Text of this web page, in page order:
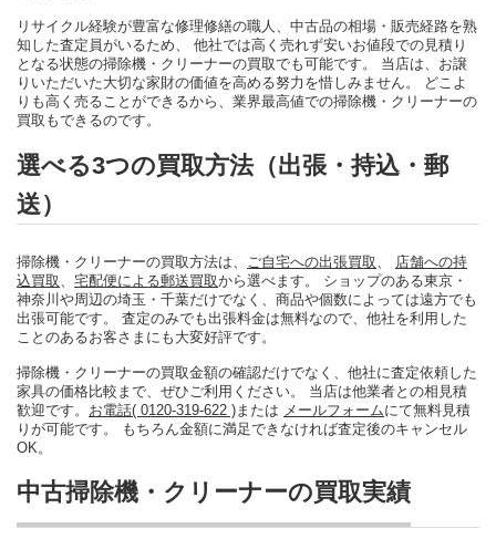
リサイクル経験が豊富な修理修繕の職人、中古品の相場・販売経路を熟
知した査定員がいるため、 他社では高く売れず安いお値段での見積り
となる状態の掃除機・クリーナーの買取でも可能です。 当店は、お譲
りいただいた大切な家財の価値を高める努力を惜しみません。 どこよ
りも高く売ることができるから、業界最高値での掃除機・クリーナーの
買取もできるのです。
選べる3つの買取方法（出張・持込・郵
送）
掃除機・クリーナーの買取方法は、 ご自宅への出張買取
店舗への持
込買取
宅配便による郵送買取から選べます。 ショップのある東京・
神奈川や周辺の埼玉・千葉だけでなく、商品や個数によっては遠方でも
出張可能です。 査定のみでも出張料金は無料なので、他社を利用した
ことのあるお客さまにも大変好評です。
掃除機・クリーナーの買取金額の確認だけでなく、他社に査定依頼した
家具の価格比較まで、ぜひご利用ください。 当店は他業者との相見積
歓迎です。 お電話( 0120-319-622 ) または メールフォームにて無料見積
りが可能です。 もちろん金額に満足できなければ査定後のキャンセル
OK。
中古掃除機・クリーナーの買取実績